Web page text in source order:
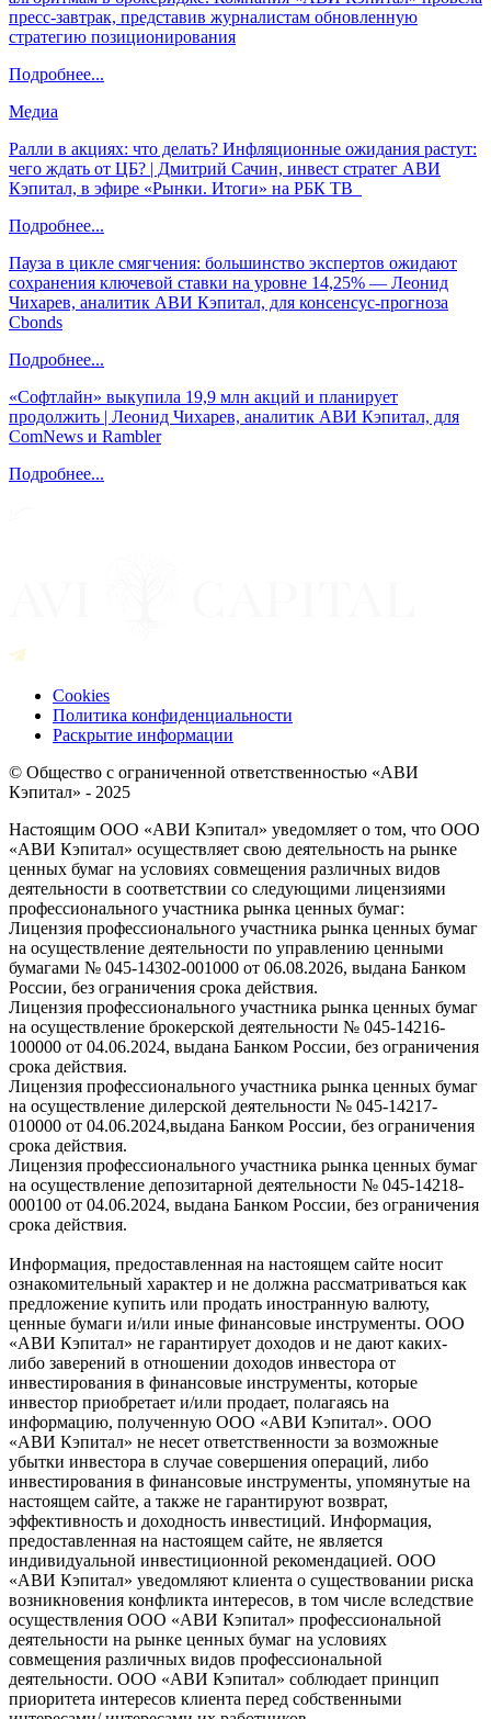
пресс-завтрак, представив журналистам обновленную
стратегию позиционирования
Подробнее...
Медиа
Ралли в акциях: что делать? Инфляционные ожидания растут:
чего ждать от ЦБ? | Дмитрий Сачин, инвест стратег АВИ
Кэпитал, в эфире «Рынки. Итоги» на РБК ТВ
Подробнее...
Пауза в цикле смягчения: большинство экспертов ожидают
сохранения ключевой ставки на уровне 14,25% — Леонид
Чихарев, аналитик АВИ Кэпитал, для консенсус-прогноза
Cbonds
Подробнее...
«Софтлайн» выкупила 19,9 млн акций и планирует
продолжить | Леонид Чихарев, аналитик АВИ Кэпитал, для
ComNews и Rambler
Подробнее...
Cookies
Политика конфиденциальности
Раскрытие информации
© Общество с ограниченной ответственностью «АВИ
Кэпитал» - 2025
Настоящим ООО «АВИ Кэпитал» уведомляет о том, что ООО
«АВИ Кэпитал» осуществляет свою деятельность на рынке
ценных бумаг на условиях совмещения различных видов
деятельности в соответствии со следующими лицензиями
профессионального участника рынка ценных бумаг:
Лицензия профессионального участника рынка ценных бумаг
на осуществление деятельности по управлению ценными
бумагами № 045-14302-001000 от 06.08.2026, выдана Банком
России, без ограничения срока действия.
Лицензия профессионального участника рынка ценных бумаг
на осуществление брокерской деятельности № 045-14216-
100000 от 04.06.2024, выдана Банком России, без ограничения
срока действия.
Лицензия профессионального участника рынка ценных бумаг
на осуществление дилерской деятельности № 045-14217-
010000 от 04.06.2024,выдана Банком России, без ограничения
срока действия.
Лицензия профессионального участника рынка ценных бумаг
на осуществление депозитарной деятельности № 045-14218-
000100 от 04.06.2024, выдана Банком России, без ограничения
срока действия.
Информация, предоставленная на настоящем сайте носит
ознакомительный характер и не должна рассматриваться как
предложение купить или продать иностранную валюту,
ценные бумаги и/или иные финансовые инструменты. ООО
«АВИ Кэпитал» не гарантирует доходов и не дают каких-
либо заверений в отношении доходов инвестора от
инвестирования в финансовые инструменты, которые
инвестор приобретает и/или продает, полагаясь на
информацию, полученную ООО «АВИ Кэпитал». ООО
«АВИ Кэпитал» не несет ответственности за возможные
убытки инвестора в случае совершения операций, либо
инвестирования в финансовые инструменты, упомянутые на
настоящем сайте, а также не гарантируют возврат,
эффективность и доходность инвестиций. Информация,
предоставленная на настоящем сайте, не является
индивидуальной инвестиционной рекомендацией. ООО
«АВИ Кэпитал» уведомляют клиента о существовании риска
возникновения конфликта интересов, в том числе вследствие
осуществления ООО «АВИ Кэпитал» профессиональной
деятельности на рынке ценных бумаг на условиях
совмещения различных видов профессиональной
деятельности. ООО «АВИ Кэпитал» соблюдает принцип
приоритета интересов клиента перед собственными